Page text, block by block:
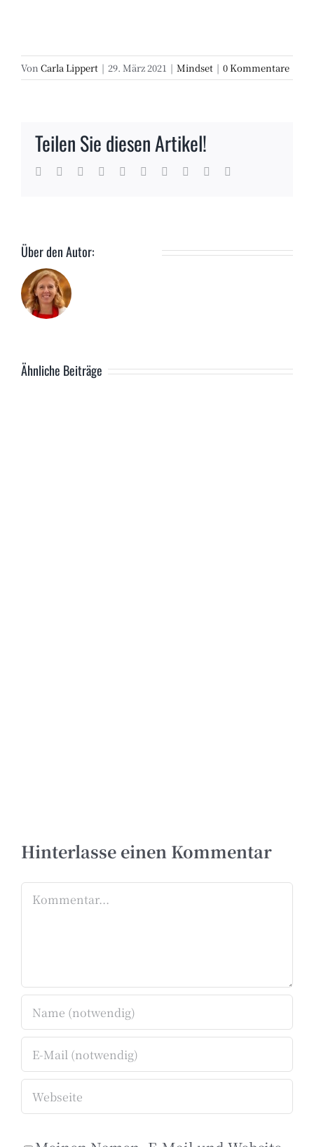
Von Carla Lippert | 29. März 2021 | Mindset | 0 Kommentare
Teilen Sie diesen Artikel!
Facebook
TwitterReddit LinkedInWhatsApp
TumblrPinterest Xing
Über den Autor:
Ähnliche Beiträge
Hinterlasse einen Kommentar
Kommentar